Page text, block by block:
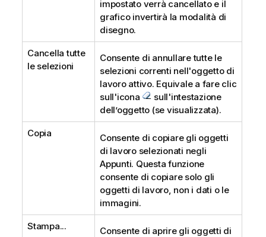
impostato verrà cancellato e il
grafico invertirà la modalità di
disegno.
Cancella tutte
le selezioni
Consente di annullare tutte le
selezioni correnti nell'oggetto di
lavoro attivo. Equivale a fare clic
sull'icona
sull'intestazione
dell’oggetto (se visualizzata).
Copia
Consente di copiare gli oggetti
di lavoro selezionati negli
Appunti. Questa funzione
consente di copiare solo gli
oggetti di lavoro, non i dati o le
immagini.
Stampa...
Consente di aprire gli oggetti di